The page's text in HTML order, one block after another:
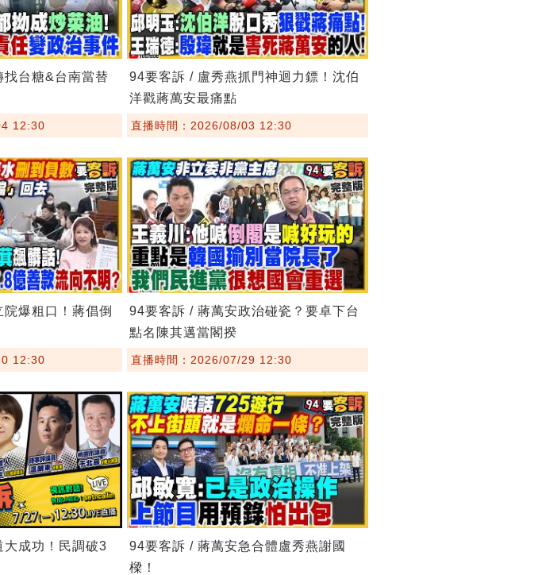
台糖&台南當替
12:30
94要客訴 / 盧秀燕抓門神迴力鏢！沈伯
洋戳蔣萬安最痛點
直播時間：2026/08/03 12:30
爆粗口！蔣倡倒
12:30
94要客訴 / 蔣萬安政治碰瓷？要卓下台
點名陳其邁當閣揆
直播時間：2026/07/29 12:30
成功！民調破3
94要客訴 / 蔣萬安急合體盧秀燕謝國
樑！